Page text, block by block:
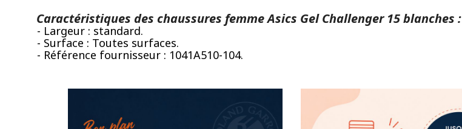
Caractéristiques des chaussures femme Asics Gel Challenger 15 blanches :
- Largeur : standard.
- Surface : Toutes surfaces.
- Référence fournisseur : 1041A510-104.